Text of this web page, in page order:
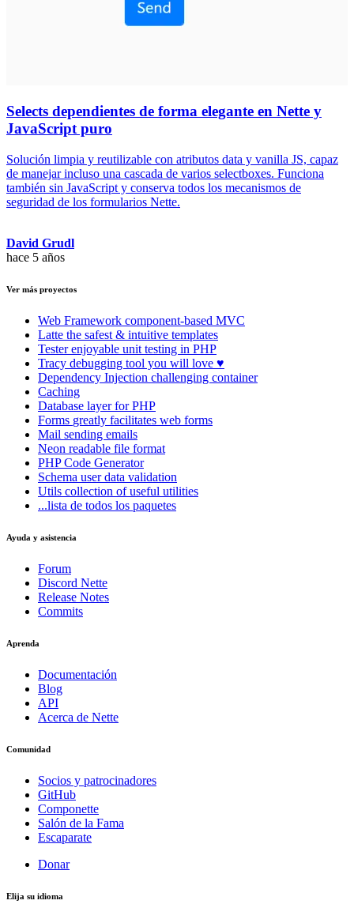
Selects dependientes de forma elegante en Nette y
JavaScript puro
Solución limpia y reutilizable con atributos data y vanilla JS, capaz
de manejar incluso una cascada de varios selectboxes. Funciona
también sin JavaScript y conserva todos los mecanismos de
seguridad de los formularios Nette.
David Grudl
hace 5 años
Ver más proyectos
Web Framework component-based MVC
Latte the safest & intuitive templates
Testerenjoyable unit testing in PHP
Tracy debugging tool you will love ♥
Dependency Injection challenging container
Caching
Database layer for PHP
Forms greatly facilitates web forms
Mail sending emails
Neon readable file format
PHP Code Generator
Schema user data validation
Utils collection of useful utilities
...lista de todos los paquetes
Ayuda y asistencia
Forum
Discord Nette
Release Notes
Commits
Aprenda
Documentación
Blog
API
Acerca de Nette
Comunidad
Socios y patrocinadores
GitHub
Componette
Salón de la Fama
Escaparate
Donar
Elija su idioma